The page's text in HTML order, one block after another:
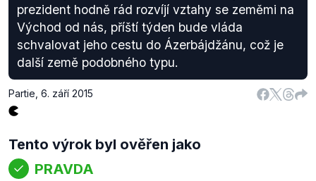
prezident hodně rád rozvíjí vztahy se zeměmi na
Východ od nás, příští týden bude vláda
schvalovat jeho cestu do Ázerbájdžánu, což je
další země podobného typu.
Partie 6. září 2015
Tento výrok byl ověřen jako
PRAVDA